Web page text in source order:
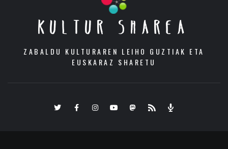
KULTUR SHAREA
ZABALDU KULTURAREN LEIHO GUZTIAK ETA
EUSKARAZ SHARETU
TwitterFacebookInstagramYoutubeMastodon.eus
RSS Podcast